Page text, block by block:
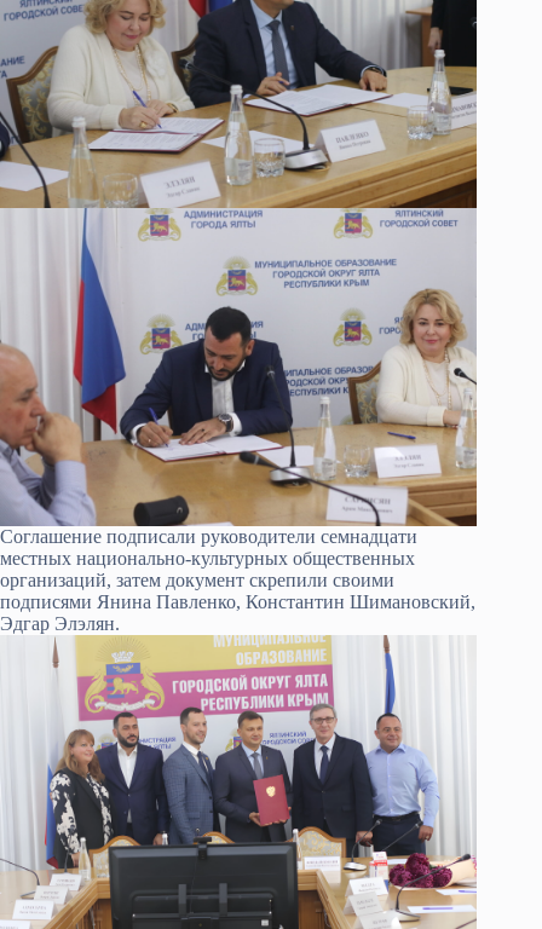
Соглашение подписали руководители семнадцати
местных национально-культурных общественных
организаций, затем документ скрепили своими
подписями Янина Павленко, Константин Шимановский,
Эдгар Элэлян.